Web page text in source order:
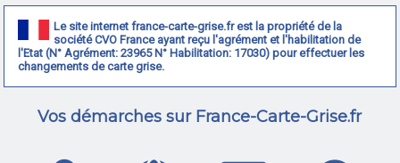
Le site internet france-carte-grise.fr est la propriété de la
société CVO France ayant reçu l'agrément et l'habilitation de
l'Etat (N° Agrément: 23965 N° Habilitation: 17030) pour effectuer les
changements de carte grise.
Vos démarches sur France-Carte-Grise.fr